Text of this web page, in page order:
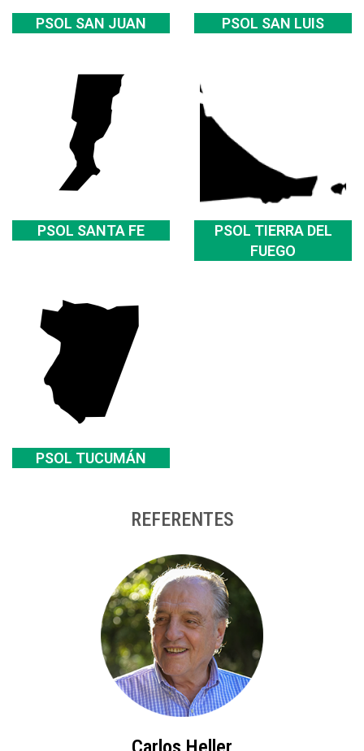
PSOL SAN JUAN PSOL SAN LUIS
PSOL SANTA FE
PSOL TIERRA DEL
FUEGO
PSOL TUCUMÁN
REFERENTES